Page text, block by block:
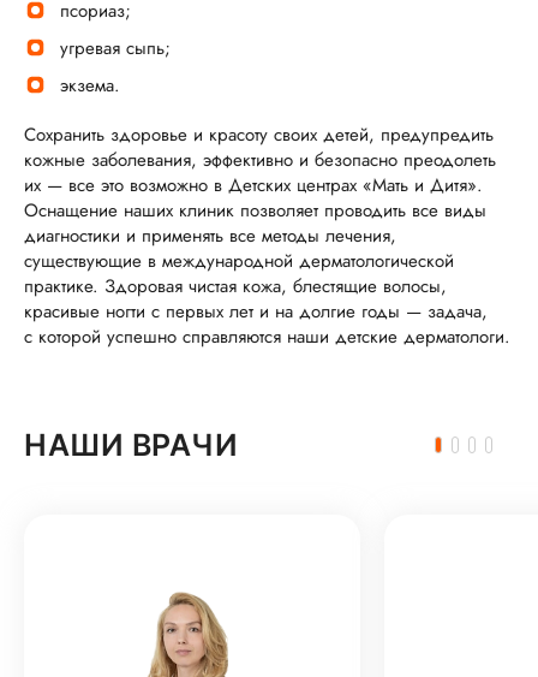
псориаз;
угревая сыпь;
экзема.
Сохранить здоровье и красоту своих детей, предупредить
кожные заболевания, эффективно и безопасно преодолеть
их — все это возможно в Детских центрах «Мать и Дитя».
Оснащение наших клиник позволяет проводить все виды
диагностики и применять все методы лечения,
существующие в международной дерматологической
практике. Здоровая чистая кожа, блестящие волосы,
красивые ногти с первых лет и на долгие годы — задача,
с которой успешно справляются наши детские дерматологи.
НАШИ ВРАЧИ